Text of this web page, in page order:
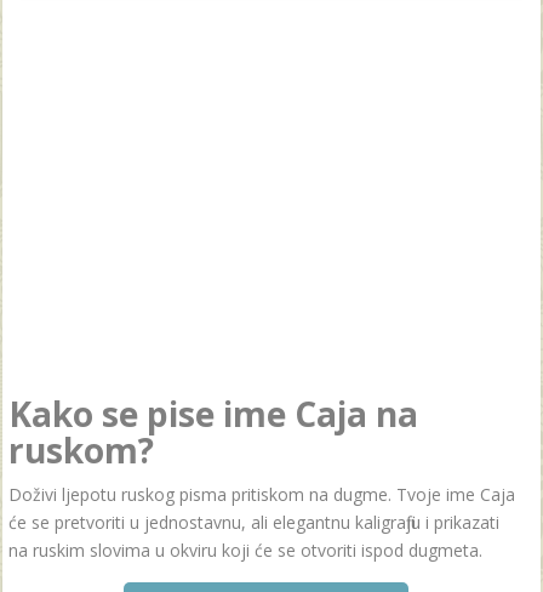
Kako se pise ime Caja na
ruskom?
Doživi ljepotu ruskog pisma pritiskom na dugme. Tvoje ime Caja
će se pretvoriti u jednostavnu, ali elegantnu kaligrafiju i prikazati
na ruskim slovima u okviru koji će se otvoriti ispod dugmeta.